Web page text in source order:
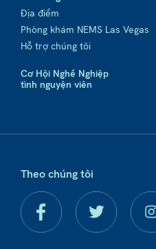
Địa điểm
Phòng khám NEMS Las Vegas
Hỗ trợ chúng tôi
Cơ Hội Nghề Nghiệp
tình nguyện viên
Theo chúng tôi